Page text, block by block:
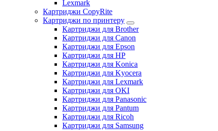
Lexmark
Картриджи CopyRite
Картриджи по принтеру
Картриджи для Brother
Картриджи для Canon
Картриджи для Epson
Картриджи для HP
Картриджи для Konica
Картриджи для Kyocera
Картриджи для Lexmark
Картриджи для OKI
Картриджи для Panasonic
Картриджи для Pantum
Картриджи для Ricoh
Картриджи для Samsung